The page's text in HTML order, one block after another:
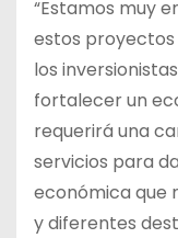
“Estamos muy
estos
los
fortalecer un
requerirá una
servicios para
económica que
y diferentes